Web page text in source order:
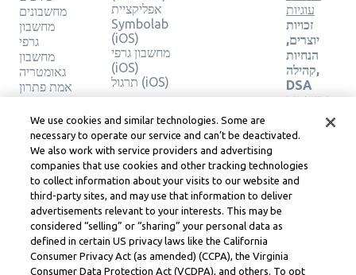
מחשבונים
מחשבון
גרפי
מחשבון
גאומטריה
אמת פתרון
אפליקציית
Symbolab
(iOS)
מחשבון גרפי
(iOS)
תרגול (iOS)
עוגיות
זכויות
יוצרים,
הנחיות
קהילה,
DSA
ומשאבים
משפטיים
אחרים
משפטי
Learneo
תנאי
השירות
Symbolab, a Learneo, Inc. business
We use cookies and similar technologies. Some are
necessary to operate our service and can’t be deactivated.
We also work with service providers and advertising
companies that use cookies and other tracking technologies
to collect information about your visits to our website and
third-party sites, and may use that information to deliver
advertisements relevant to your interests. This may be
considered “selling” or “sharing” your personal data as
defined in certain US privacy laws like the California
Consumer Privacy Act (as amended) (CCPA), the Virginia
Consumer Data Protection Act (VCDPA), and others. To opt